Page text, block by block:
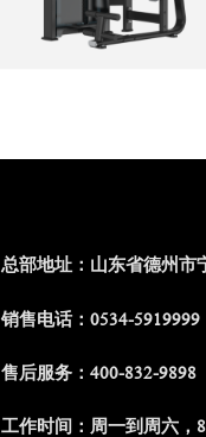
总部地址：山东省德州市
销售电话：0534-5919999
售后服务：400-832-9898
工作时间：周一到周六，